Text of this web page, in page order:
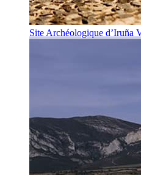
Site Archéologique d’Iruña